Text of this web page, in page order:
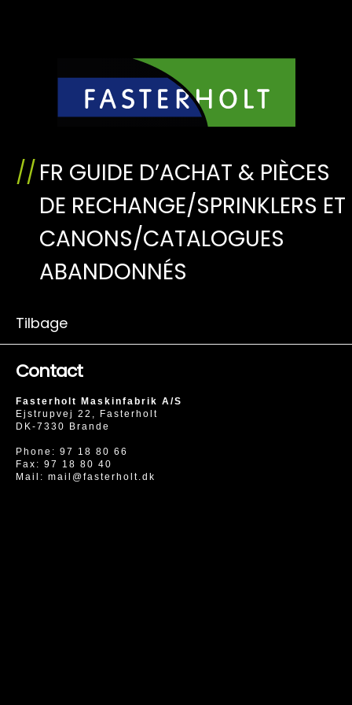
FR GUIDE D’ACHAT & PIÈCES
DE RECHANGE/SPRINKLERS ET
CANONS/CATALOGUES
ABANDONNÉS
Tilbage
Contact
Fasterholt Maskinfabrik A/S
Ejstrupvej 22, Fasterholt
DK-7330 Brande
Phone: 97 18 80 66
Fax: 97 18 80 40
Mail: mail@fasterholt.dk